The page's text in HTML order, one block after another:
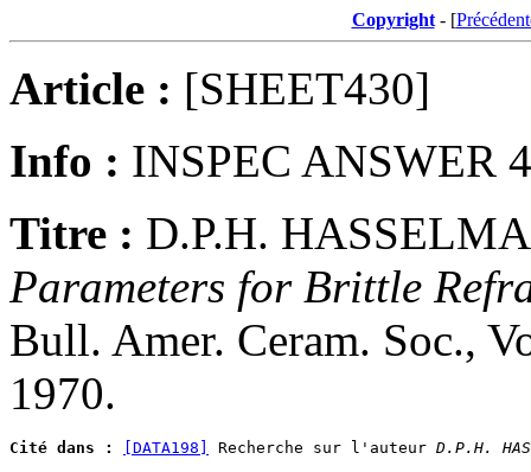
Copyright- [
Article : [SHEET430]
Info : INSPEC ANSWER
Titre : D.P.H.
Parameters for Brittle
Bull. Amer. Ceram. Soc.,
1970.
Cité dans : [DATA198] Recherche sur l'auteur D.P.H.